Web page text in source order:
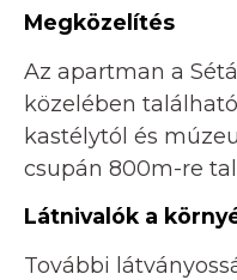
Megközelítés
Az apartman a
közelében
kastélytól és
csupán 800m-re
Látnivalók a
További